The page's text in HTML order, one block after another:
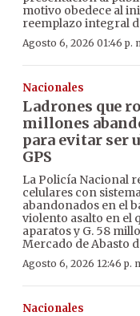
motivo obedece al
reemplazo integral
Agosto 6, 2026 01:46 p.
Nacionales
Ladrones que
millones
para evitar ser
GPS
La Policía Nacional
celulares con
abandonados en el
violento asalto en el
aparatos y G. 58
Mercado de Abasto
Agosto 6, 2026 12:46 p.
Nacionales